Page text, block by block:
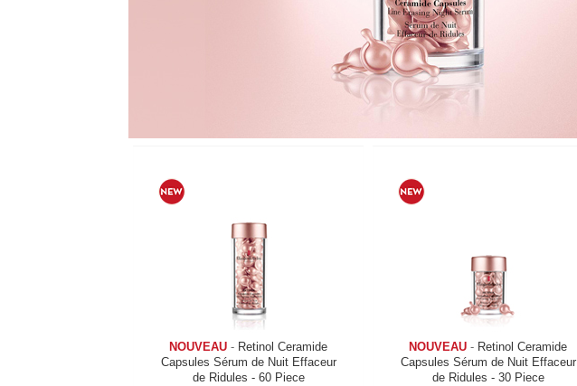
NOUVEAU - Retinol Ceramide
Capsules Sérum de Nuit Effaceur
de Ridules - 60 Piece
NOUVEAU - Retinol Ceramide
Capsules Sérum de Nuit Effaceur
de Ridules - 30 Piece